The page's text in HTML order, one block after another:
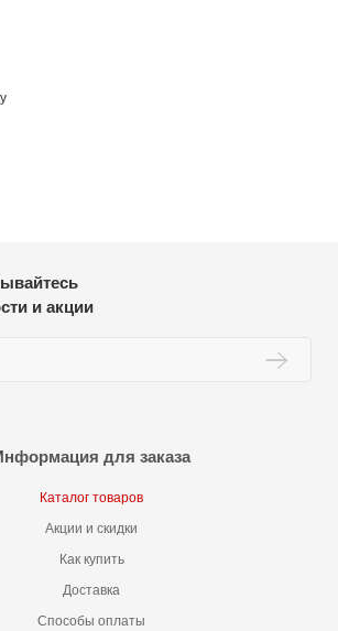
и акции
для заказа
Каталог товаров
Акции и скидки
Как купить
Доставка
Способы оплаты